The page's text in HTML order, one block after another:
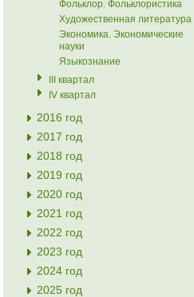
Фольклор. Фольклористика
Художественная литература
Экономика. Экономические
науки
Языкознание
III квартал
IV квартал
2016 год
2017 год
2018 год
2019 год
2020 год
2021 год
2022 год
2023 год
2024 год
2025 год